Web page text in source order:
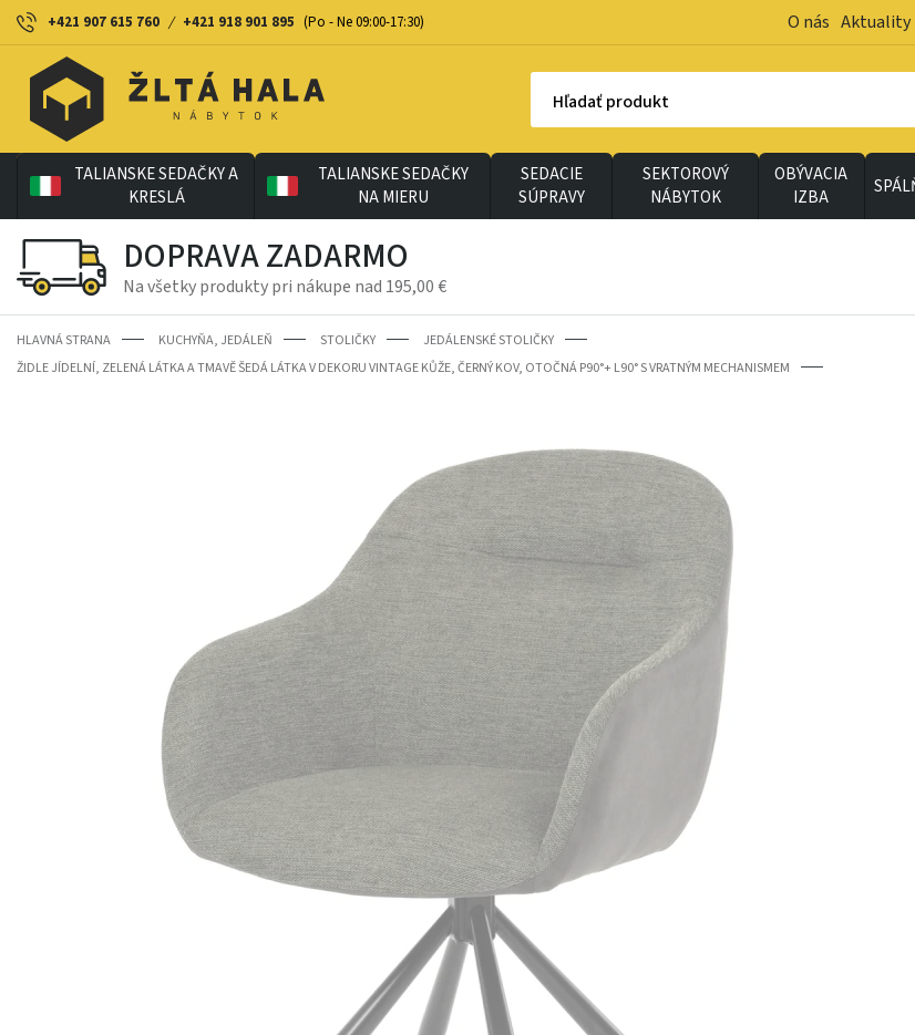
+421 907 615 760 / +421 918 901 895 (Po - Ne 09:00-17:30) O nás Aktuality
Hľadať produkt
TALIANSKE SEDAČKY A
KRESLÁ
TALIANSKE SEDAČKY
NA MIERU
SEDACIE
SÚPRAVY
SEKTOROVÝ
NÁBYTOK
OBÝVACIA
IZBA
DOPRAVA ZADARMO
Na všetky produkty pri nákupe nad 195,00 €
HLAVNÁ STRANA KUCHYŇA, JEDÁLEŇ STOLIČKY
JEDÁLENSKÉ STOLIČKY
ŽIDLE JÍDELNÍ, ZELENÁ LÁTKA A TMAVĚ ŠEDÁ LÁTKA V DEKORU VINTAGE KŮŽE, ČERNÝ KOV, OTOČNÁ P90°+ L90° S VRATNÝM MECHANISMEM